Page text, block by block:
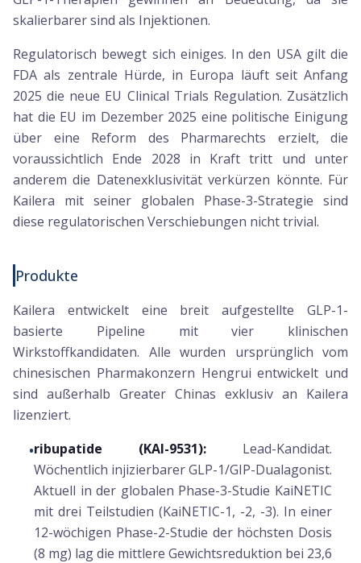
skalierbarer sind als Injektionen.
Regulatorisch bewegt sich einiges. In den USA gilt die
FDA als zentrale Hürde, in Europa läuft seit Anfang
2025 die neue EU Clinical Trials Regulation. Zusätzlich
hat die EU im Dezember 2025 eine politische Einigung
über eine Reform des Pharmarechts erzielt, die
voraussichtlich Ende 2028 in Kraft tritt und unter
anderem die Datenexklusivität verkürzen könnte. Für
Kailera mit seiner globalen Phase-3-Strategie sind
diese regulatorischen Verschiebungen nicht trivial.
Produkte
Kailera entwickelt eine breit aufgestellte GLP-1-
basierte Pipeline mit vier klinischen
Wirkstoffkandidaten. Alle wurden ursprünglich vom
chinesischen Pharmakonzern Hengrui entwickelt und
sind außerhalb Greater Chinas exklusiv an Kailera
lizenziert.
•ribupatide (KAI-9531): Lead-Kandidat.
Wöchentlich injizierbarer GLP-1/GIP-Dualagonist.
Aktuell in der globalen Phase-3-Studie KaiNETIC
mit drei Teilstudien (KaiNETIC-1, -2, -3). In einer
12-wöchigen Phase-2-Studie der höchsten Dosis
(8 mg) lag die mittlere Gewichtsreduktion bei 23,6